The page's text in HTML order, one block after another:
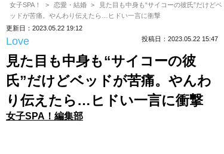
女子SPA！ 恋愛・結婚
見た目も中身も“サイコーの彼氏”だけどベ
ッドが苦痛。やんわり伝えたら…ヒドい一言に衝撃
更新日：2023.05.22 19:12
Love 投稿日：2023.05.22 15:47
見た目も中身も“サイコーの彼
氏”だけどベッドが苦痛。やんわ
り伝えたら…ヒドい一言に衝撃
女子SPA！編集部